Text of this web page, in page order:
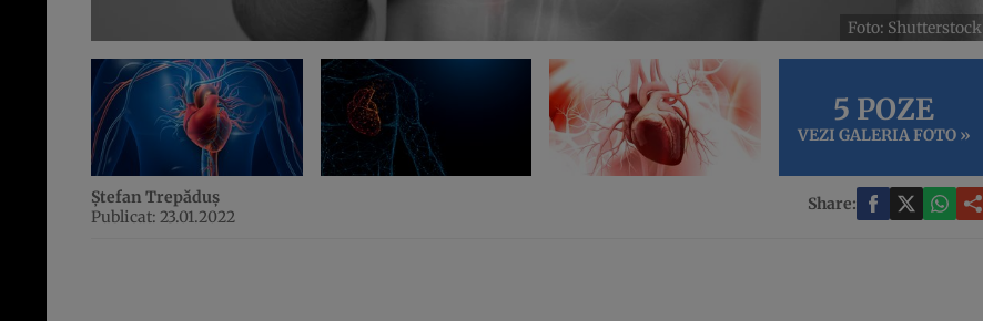
Foto: Shutterstock
5 POZE
VEZI GALERIA FOTO »
Ștefan Trepăduș
Publicat: 23.01.2022
Share: